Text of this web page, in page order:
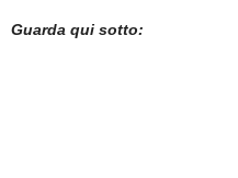
Guarda qui sotto: